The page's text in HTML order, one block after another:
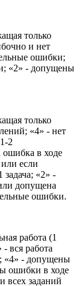
только
и нет
ошибки;
«2» - допущены
только
«4» - нет
2
в ходе
если
«2» -
допущена
ошибки.
работа (1
вся работа
«4» - допущены
ошибки в ходе
всех заданий